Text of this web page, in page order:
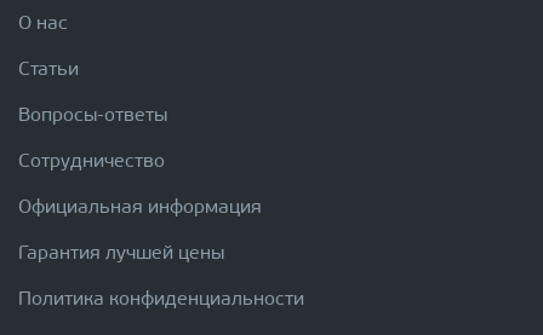
О нас
Статьи
Вопросы-ответы
Сотрудничество
Официальная информация
Гарантия лучшей цены
Политика конфиденциальности